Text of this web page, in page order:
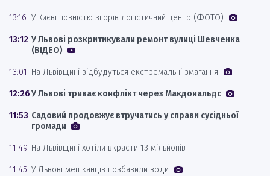
13:16 У Києві повністю згорів логістичний центр (ФОТО)
13:12 У Львові розкритикували ремонт вулиці Шевченка
(ВІДЕО)
13:01 На Львівщині відбудуться екстремальні змагання
12:26У Львові триває конфлікт через Макдональдс
11:53 Садовий продовжує втручатись у справи сусідньої
громади
11:49 На Львівщині хотіли вкрасти 13 мільйонів
11:45 У Львові мешканців позбавили води